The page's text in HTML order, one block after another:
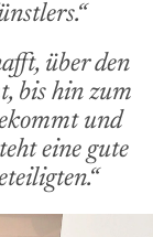
über den
bis hin zum
und
eine gute